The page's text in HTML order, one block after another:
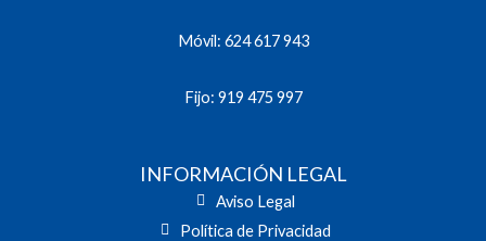
Móvil: 624 617 943
Fijo: 919 475 997
INFORMACIÓN LEGAL
Aviso Legal
Política de Privacidad